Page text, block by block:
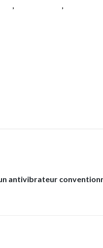
, ,
antivibrateur